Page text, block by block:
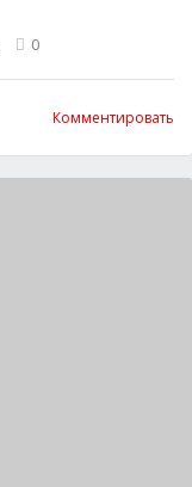
0
Комментировать